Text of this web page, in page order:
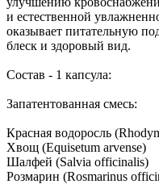
и естественной
оказывает питательную
блеск и здоровый вид.
Состав - 1 капсула:
Запатентованная смесь:
Красная водоросль
Хвощ (Equisetum arvense)
Шалфей (Salvia officinalis)
Розмарин (Rosmarinus